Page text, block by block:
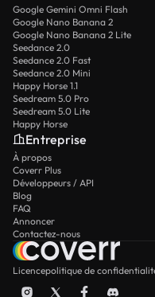
Google Gemini Omni Flash
Google Nano Banana 2
Google Nano Banana 2 Lite
Seedance 2.0
Seedance 2.0 Fast
Seedance 2.0 Mini
Happy Horse 1.1
Seedream 5.0 Pro
Seedream 5.0 Lite
Happy Horse
Entreprise
À propos
Coverr Plus
Développeurs / API
Blog
FAQ
Annoncer
Contactez-nous
Licencepolitique de